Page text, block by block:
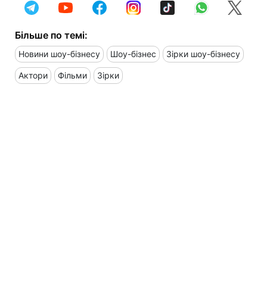
Більше по темі:
Новини шоу-бізнесу Шоу-бізнес Зірки шоу-бізнесу
Актори Фільми Зірки